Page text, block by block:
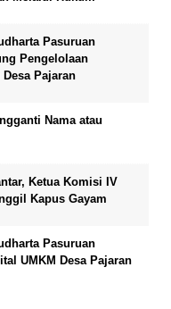
Pasuruan
Pengelolaan
Pajaran
Nama atau
Ketua Komisi IV
Kapus Gayam
Pasuruan
UMKM Desa Pajaran